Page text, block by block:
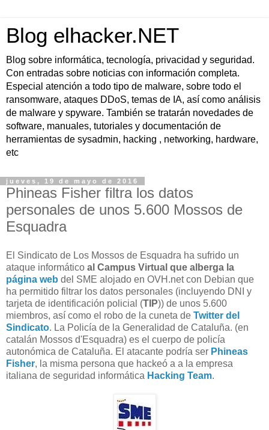
Blog elhacker.NET
Blog sobre informática, tecnología, privacidad y seguridad.
Con entradas sobre noticias con información completa.
Especial atención a todo tipo de malware, sobre todo el
ransomware, ataques DDoS, temas de IA, así como análisis
de malware y spyware. También se tratarán novedades de
software, manuales, tutoriales y documentación de
herramientas de sysadmin, hacking , networking, hardware,
etc
jueves, 19 de mayo de 2016
Phineas Fisher filtra los datos
personales de unos 5.600 Mossos de
Esquadra
El Sindicato de Los Mossos de Esquadra ha sufrido un
ataque informático al Campus Virtual que alberga la
página web del SME alojado en OVH.net con Debian que
ha permitido filtrar los datos personales (incluyendo DNI y
tarjeta de identificación policial (TIP)) de unos 5.600
miembros, así como el robo de la cuneta de Twitter del
Sindicato. La Policía de la Generalidad de Cataluña. (en
catalán Mossos d'Esquadra) es el cuerpo de policía
autonómica de Cataluña. El atacante podría ser Phineas
Fisher, la misma persona que hackeó a a la empresa
italiana de seguridad informática Hacking Team.